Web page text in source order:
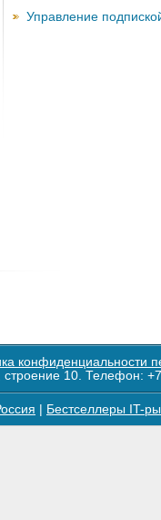
Управление
конфиденциальности
строение 10. Телефон:
Бестселлеры IT-